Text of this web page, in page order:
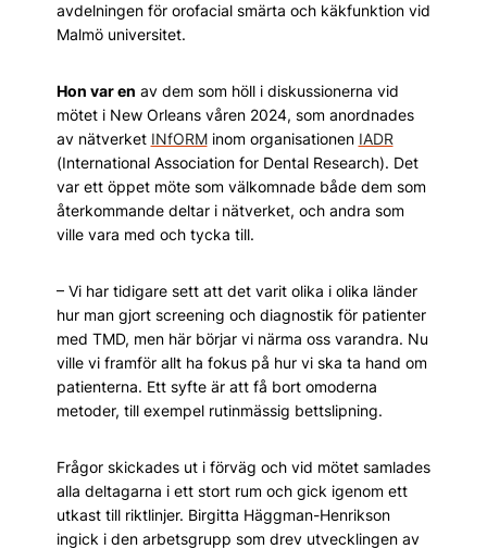
avdelningen för orofacial smärta och käkfunktion vid
Malmö universitet.
Hon var en av dem som höll i diskussionerna vid
mötet i New Orleans våren 2024, som anordnades
av nätverket INfORMinom organisationen IADR
(International Association for Dental Research). Det
var ett öppet möte som välkomnade både dem som
återkommande deltar i nätverket, och andra som
ville vara med och tycka till.
– Vi har tidigare sett att det varit olika i olika länder
hur man gjort screening och diagnostik för patienter
med TMD, men här börjar vi närma oss varandra. Nu
ville vi framför allt ha fokus på hur vi ska ta hand om
patienterna. Ett syfte är att få bort omoderna
metoder, till exempel rutinmässig bettslipning.
Frågor skickades ut i förväg och vid mötet samlades
alla deltagarna i ett stort rum och gick igenom ett
utkast till riktlinjer. Birgitta Häggman-Henrikson
ingick i den arbetsgrupp som drev utvecklingen av